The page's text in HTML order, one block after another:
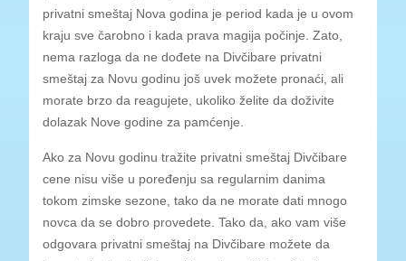
privatni smeštaj Nova godina je period kada je u ovom
kraju sve čarobno i kada prava magija počinje. Zato,
nema razloga da ne dođete na Divčibare privatni
smeštaj za Novu godinu još uvek možete pronaći, ali
morate brzo da reagujete, ukoliko želite da doživite
dolazak Nove godine za pamćenje.
Ako za Novu godinu tražite privatni smeštaj Divčibare
cene nisu više u poređenju sa regularnim danima
tokom zimske sezone, tako da ne morate dati mnogo
novca da se dobro provedete. Tako da, ako vam više
odgovara privatni smeštaj na Divčibare možete da